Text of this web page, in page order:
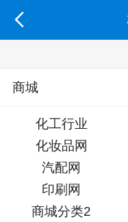
商城
化工行业
化妆品网
汽配网
印刷网
商城分类2